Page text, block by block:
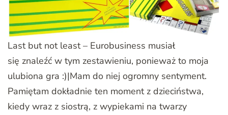
Last but not least – Eurobusiness musiał
się znaleźć w tym zestawieniu, ponieważ to moja
ulubiona gra :)|Mam do niej ogromny sentyment.
Pamiętam dokładnie ten moment z dzieciństwa,
kiedy wraz z siostrą, z wypiekami na twarzy